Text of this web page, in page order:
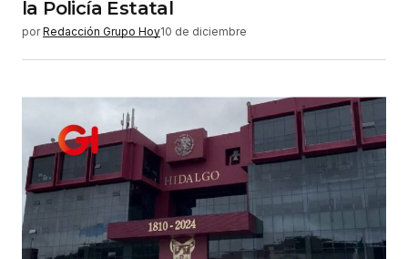
la Policía Estatal
por Redacción Grupo Hoy10 de diciembre